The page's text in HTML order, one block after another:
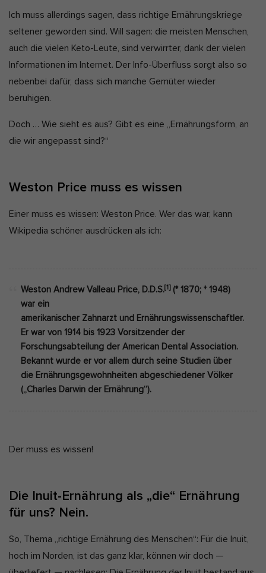
D
a
e
a
k
u
a
s
Ich muss allerdings sagen, dass richtige Ernährungskriege
seltener geworden sind. Will sagen: die meisten Menschen,
auch die vielen Keto-Leute, sind verwirrter, dank der vielen
Informationen im Internet. Der Info-Überfluss sorgt also so
nebenbei dafür, dass sich manche Gemüter wieder
beruhigen.
Doch … Wie sieht es aus? Gibt es eine „Ernährungsform, an
die wir angepasst sind?“
Weston Price muss es wissen
Einer muss es wissen: Weston Price. Wer das war, kann
Wikipedia schöner ausdrücken als ich:
Weston Andrew Valleau Price, D.D.S.[1](* 1870; † 1948)
war ein
amerikanischer Zahnarzt und Ernährungswissenschaftler.
Er war von 1914 bis 1923 Vorsitzender der
Forschungsabteilung der American Dental Association.
Bekannt wurde er vor allem durch seine Studien über
die Ernährungsgewohnheiten abgeschiedener Völker
(„Charles Darwin der Ernährung“).
Der muss es wissen!
Die Inuit-Ernährung als „die“ Ernährung
für uns? Nein.
So, Thema „richtige Ernährung des Menschen“: Für die Inuit,
hoch im Norden, ist das ganz klar, können wir doch —
Marketing-Cookies werden von Drittanbietern oder Publishern
indem sie Besucher über Websites hinweg verfolgen.
Cookie-Informationen anzeigen
Externe Medien (2)
Inhalte von Videoplattformen und Social-Media-Plattformen werden
manuellen Einwilligung mehr.
Cookie-Informationen anzeigen